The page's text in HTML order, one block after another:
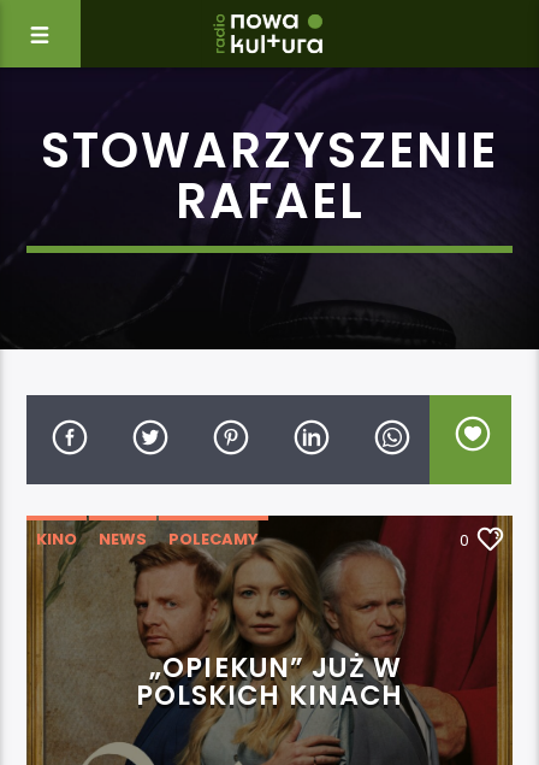
STOWARZYSZENIE
RAFAEL
KINO NEWS POLECAMY 0
„OPIEKUN” JUŻ W
POLSKICH KINACH